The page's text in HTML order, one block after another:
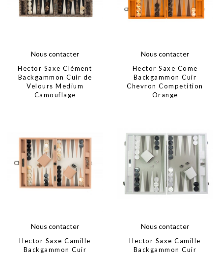
Nous contacter
Hector Saxe Clément
Backgammon Cuir de
Velours Medium
Camouflage
Nous contacter
Hector Saxe Come
Backgammon Cuir
Chevron Competition
Orange
Nous contacter
Hector Saxe Camille
Backgammon Cuir
Nous contacter
Hector Saxe Camille
Backgammon Cuir